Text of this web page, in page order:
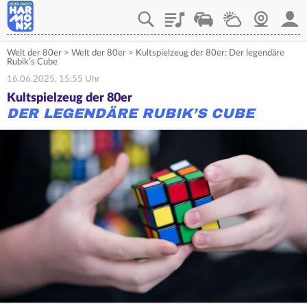
PlaylistVerkehrWetterWebcam
Welt der 80er > Welt der 80er > Kultspielzeug der 80er: Der legendäre
Rubik’s Cube
16.06.2025, 15:55 Uhr
Kultspielzeug der 80er
DER LEGENDÄRE RUBIK’S CUBE